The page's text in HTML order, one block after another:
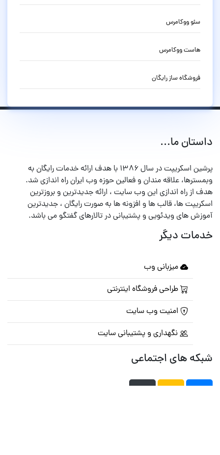
سئو ووکامرس
هاست ووکامرس
فروشگاه ساز رایگان
داستان ما...
پرشین اسکریپت در سال ۱۳۸۶ با هدف ارائه خدمات رایگان به
وبمسترها، علاقه مندان و فعالین حوزه وب ایران راه اندازی شد.
هدف از راه اندازی این وب سایت ، ارائه جدیدترین و بروزترین
اسکریپت ها، قالب ها و افزونه ها به صورت رایگان ، جدیدترین
آموزش های ویدئویی و پشتیبانی در تالارهای گفتگو می باشد.
خدمات دیگر
میزبانی وب
طراحی فروشگاه اینترنتی
امنیت وب سایت
نگهداری و پشتیبانی سایت
شبکه های اجتماعی